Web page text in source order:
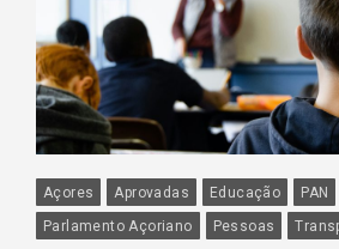
Açores Aprovadas Educação
PAN
Parlamento Açoriano
Pessoas